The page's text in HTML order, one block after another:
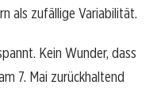
als zufällige Variabilität.
Kein Wunder, dass
7. Mai zurückhaltend